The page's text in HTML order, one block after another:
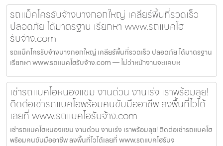
รถแม็คโครรับจ้างบางกอกใหญ่ เคลียร์พื้นที่รวดเร็ว
ปลอดภัย ได้มาตรฐาน เรียกหา www.รถแบคโฮ
รับจ้าง.com
รถแม็คโครรับจ้างบางกอกใหญ่ เคลียร์พื้นที่รวดเร็ว ปลอดภัย ได้มาตรฐาน
เรียกหา www.รถแบคโฮรับจ้าง.com — ไม่ว่าหน้างานจะแคบห
เช่ารถแบคโฮหนองแขม งานด่วน งานเร่ง เราพร้อมลุย!
ติดต่อเช่ารถแบคโฮพร้อมคนขับมืออาชีพ ลงพื้นที่ไวได้
เลยที่ www.รถแบคโฮรับจ้าง.com
เช่ารถแบคโฮหนองแขม งานด่วน งานเร่ง เราพร้อมลุย! ติดต่อเช่ารถแบคโฮ
พร้อมคนขับมืออาชีพ ลงพื้นที่ไวได้เลยที่ www.รถแบคโฮรับจ